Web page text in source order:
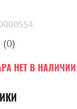
0
НЕТ В НАЛИЧИИ